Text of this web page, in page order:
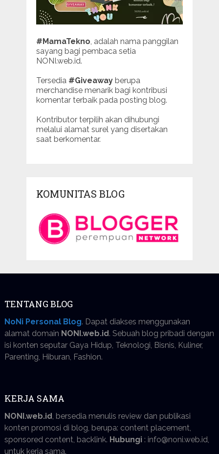
#MamaTekno , adalah nama panggilan
sayang bagi pembaca setia
NONI.web.id.
Tersedia #Giveawayberupa
merchandise menarik bagi kontribusi
komentar terbaik pada posting blog.
Kontributor terpilih akan dihubungi
melalui alamat surel yang disertakan
saat berkomentar.
KOMUNITAS BLOG
TENTANG BLOG
NoNi Personal Blog. Dapat diakses menggunakan
alamat domain NONI.web.id. Sebuah blog pribadi dengan
isi konten seputar Gaya Hidup, Teknologi, Bisnis, Kuliner,
Parenting, Hiburan, Fashion.
KERJA SAMA
NONI.web.id, bersedia menulis review dan publikasi
konten promosi di blog, berupa: content placement,
sponsored content, backlink. Hubungi: info@noni.web.id,
untuk kerja sama.